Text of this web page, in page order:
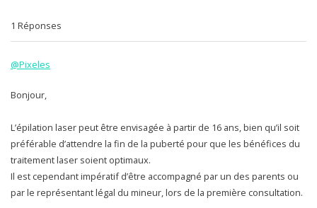
1 Réponses
@Pixeles
Bonjour,
L’épilation laser peut être envisagée à partir de 16 ans, bien qu’il soit
préférable d’attendre la fin de la puberté pour que les bénéfices du
traitement laser soient optimaux.
Il est cependant impératif d’être accompagné par un des parents ou
par le représentant légal du mineur, lors de la première consultation.